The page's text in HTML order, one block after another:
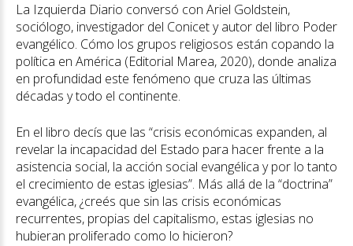
La Izquierda Diario conversó con Ariel Goldstein,
sociólogo, investigador del Conicet y autor del libro Poder
evangélico. Cómo los grupos religiosos están copando la
política en América (Editorial Marea, 2020), donde analiza
en profundidad este fenómeno que cruza las últimas
décadas y todo el continente.
En el libro decís que las “crisis económicas expanden, al
revelar la incapacidad del Estado para hacer frente a la
asistencia social, la acción social evangélica y por lo tanto
el crecimiento de estas iglesias”. Más allá de la “doctrina”
evangélica, ¿creés que sin las crisis económicas
recurrentes, propias del capitalismo, estas iglesias no
hubieran proliferado como lo hicieron?